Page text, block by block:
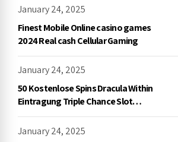
January 24, 2025
Finest Mobile Online casino games
2024 Real cash Cellular Gaming
January 24, 2025
50 Kostenlose Spins Dracula Within
Eintragung Triple Chance Slot
Exklusive Einzahlung
January 24, 2025